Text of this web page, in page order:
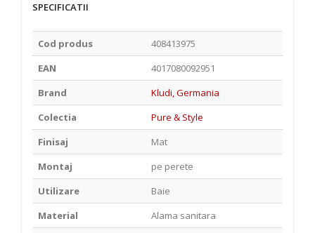
SPECIFICATII
Cod produs
408413975
EAN
4017080092951
Brand
Kludi, Germania
Colectia
Pure & Style
Finisaj
Mat
Montaj
pe perete
Utilizare
Baie
Material
Alama sanitara